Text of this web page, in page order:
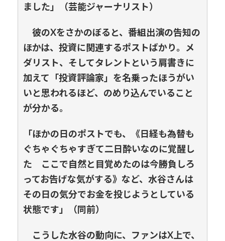
ました」（芸能ジャーナリスト）
彼のXをさかのぼると、番組出演の告知の
ほかは、投資に関連するポストばかり。メ
ダリスト、そしてタレントという肩書きに
加えて「投資評論家」を名乗ったほうがい
いと思われるほど、のめり込んでいること
が分かる。
「ほかの日のポストでも、《日経も為替も
ぐちゃぐちゃすぎて二日酔いなのに覚醒し
た ここで自然と目覚めたのは今勝負しろ
ってお告げな気がする》など、水谷さんは
その日の気分でお金を投じようとしている
状態です」（同前）
こうした水谷の動向に、ファンはX上で、